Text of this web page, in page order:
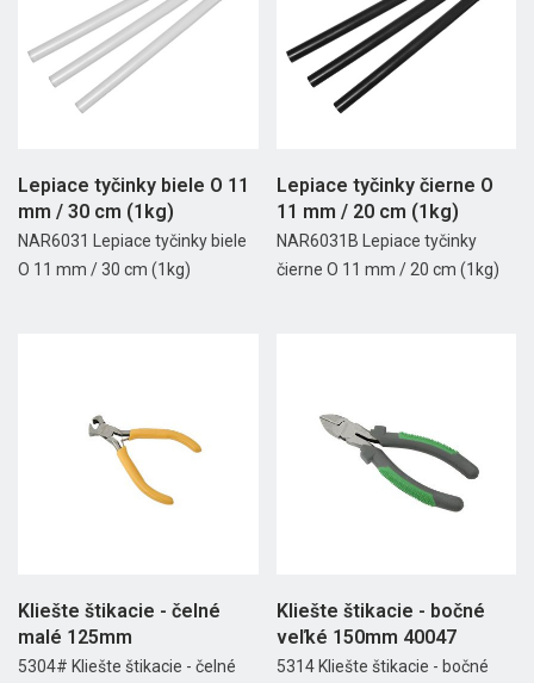
Lepiace tyčinky biele O 11
mm / 30 cm (1kg)
NAR6031 Lepiace tyčinky biele
O 11 mm / 30 cm (1kg)
Lepiace tyčinky čierne O
11 mm / 20 cm (1kg)
NAR6031B Lepiace tyčinky
čierne O 11 mm / 20 cm (1kg)
Kliešte štikacie - čelné
malé 125mm
5304# Kliešte štikacie - čelné
Kliešte štikacie - bočné
veľké 150mm 40047
5314 Kliešte štikacie - bočné